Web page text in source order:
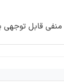
قابل توجهی